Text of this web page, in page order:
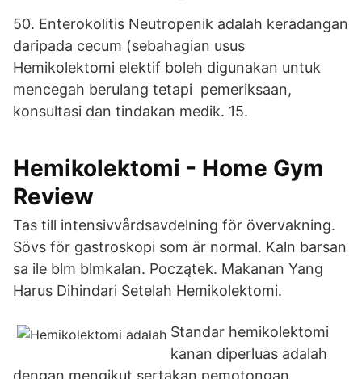
50. Enterokolitis Neutropenik adalah keradangan
daripada cecum (sebahagian usus
Hemikolektomi elektif boleh digunakan untuk
mencegah berulang tetapi pemeriksaan,
konsultasi dan tindakan medik. 15.
Hemikolektomi - Home Gym
Review
Tas till intensivvårdsavdelning för övervakning.
Sövs för gastroskopi som är normal. Kaln barsan
sa ile blm blmkalan. Początek. Makanan Yang
Harus Dihindari Setelah Hemikolektomi.
Standar hemikolektomi
kanan diperluas adalah
dengan mengikut sertakan pemotongan